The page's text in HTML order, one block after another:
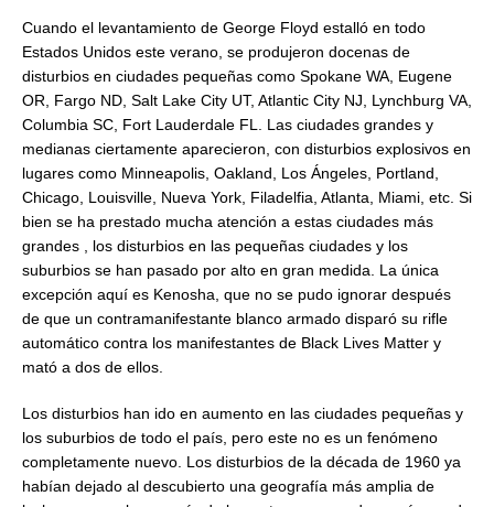
Cuando el levantamiento de George Floyd estalló en todo
Estados Unidos este verano, se produjeron docenas de
disturbios en ciudades pequeñas como Spokane WA, Eugene
OR, Fargo ND, Salt Lake City UT, Atlantic City NJ, Lynchburg VA,
Columbia SC, Fort Lauderdale FL. Las ciudades grandes y
medianas ciertamente aparecieron, con disturbios explosivos en
lugares como Minneapolis, Oakland, Los Ángeles, Portland,
Chicago, Louisville, Nueva York, Filadelfia, Atlanta, Miami, etc. Si
bien se ha prestado mucha atención a estas ciudades más
grandes , los disturbios en las pequeñas ciudades y los
suburbios se han pasado por alto en gran medida. La única
excepción aquí es Kenosha, que no se pudo ignorar después
de que un contramanifestante blanco armado disparó su rifle
automático contra los manifestantes de Black Lives Matter y
mató a dos de ellos.
Los disturbios han ido en aumento en las ciudades pequeñas y
los suburbios de todo el país, pero este no es un fenómeno
completamente nuevo. Los disturbios de la década de 1960 ya
habían dejado al descubierto una geografía más amplia de